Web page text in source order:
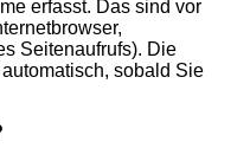
erfasst. Das sind vor
Seitenaufrufs). Die
sobald Sie